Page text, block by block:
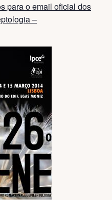
para o email oficial dos
–